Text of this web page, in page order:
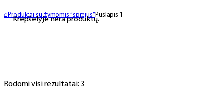
Krepšelyje nėra produktų.
⌂ Produktai su žymomis “sprejus” Puslapis 1
Rodomi visi rezultatai: 3